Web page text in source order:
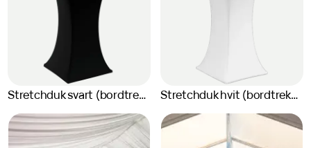
Stretchduk svart (bordtrekk til ståbord) Stretchduk hvit (bordtrekk til ståbord)